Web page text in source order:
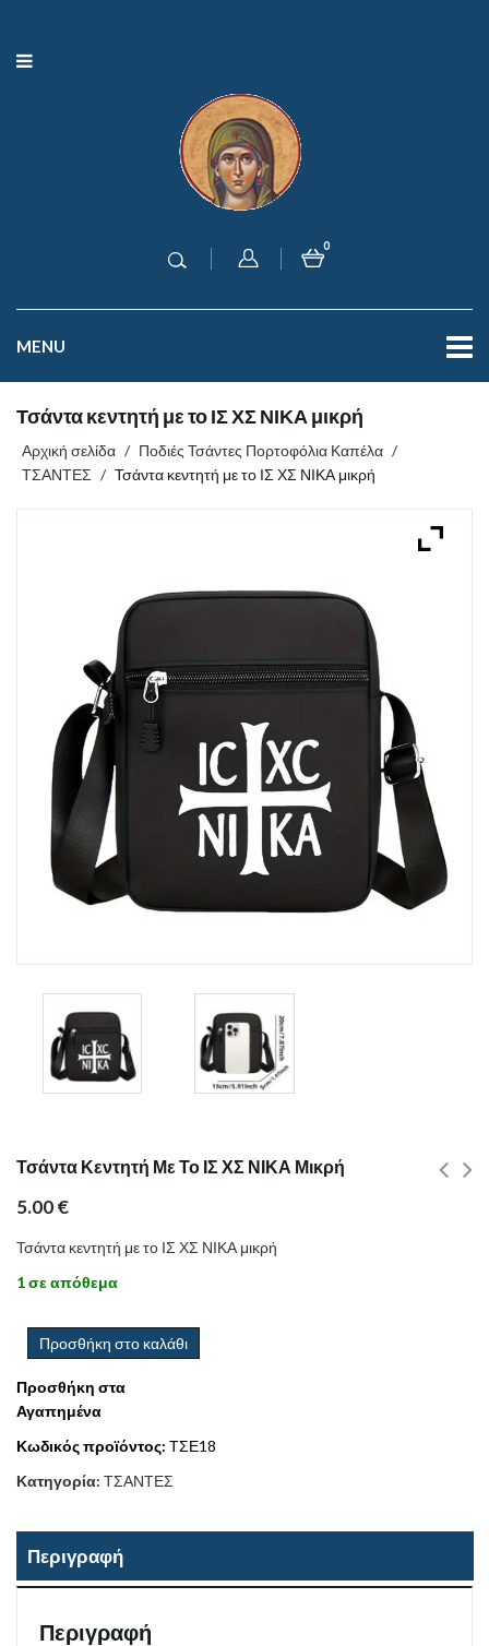
0
MENU
Τσάντα κεντητή με το ΙΣ ΧΣ ΝΙΚΑ μικρή
Αρχική σελίδα / Ποδιές Τσάντες Πορτοφόλια Καπέλα /
ΤΣΑΝΤΕΣ / Τσάντα κεντητή με το ΙΣ ΧΣ ΝΙΚΑ μικρή
Τσάντα Κεντητή Με Το ΙΣ ΧΣ ΝΙΚΑ Μικρή
5.00€
Τσάντα κεντητή με το ΙΣ ΧΣ ΝΙΚΑ μικρή
1 σε απόθεμα
Προσθήκη στο καλάθι
Προσθήκη στα
Αγαπημένα
Κωδικός προϊόντος: ΤΣΕ18
Κατηγορία: ΤΣΑΝΤΕΣ
Περιγραφή
Περιγραφή